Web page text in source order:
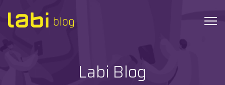
Labi Blog